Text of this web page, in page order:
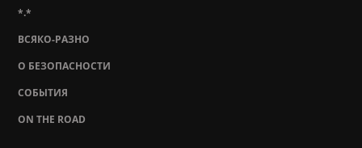
*.*
ВСЯКО-РАЗНО
О БЕЗОПАСНОСТИ
СОБЫТИЯ
ON THE ROAD